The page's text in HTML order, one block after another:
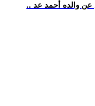
عن والده أحمد عد